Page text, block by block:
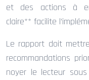
et des actions à
claire** facilite
Le rapport doit
recommandations
noyer le lecteur